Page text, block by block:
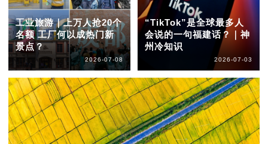
工业旅游｜上万人抢20个
名额 工厂何以成热门新
景点？
2026-07-08
“TikTok”是全球最多人
会说的一句福建话？｜神
州冷知识
2026-07-03